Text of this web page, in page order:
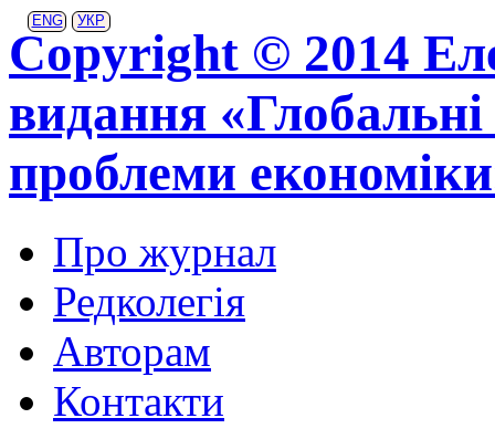
ENG УКР
Copyright © 2014
видання «Глобальні
проблеми
Про журнал
Редколегія
Авторам
Контакти